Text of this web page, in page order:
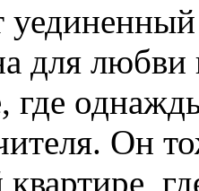
для
где
Он